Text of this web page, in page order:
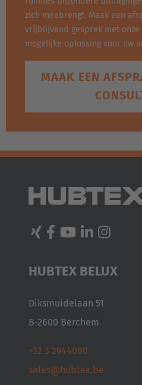
zich meebrengt. Maak een
vrijblijvend gesprek met
mogelijke oplossing voor uw
MAAK EEN
HUBTEX BELUX
Diksmuidelaan 51
B-2600 Berchem
+32 3 2944080
sales@hubtex.be